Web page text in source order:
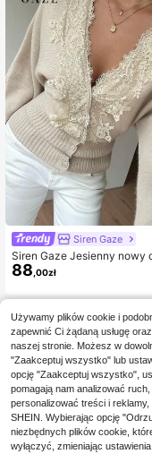
Siren Gaze
Siren Gaze Jesienny nowy
owy kardigan damski z
serek, talią podkreśloną i
ymi aplikacjami
88 ,00zł
Używamy plików cookie i
zapewnić Ci żądaną usługę
naszej stronie. Możesz w
"Zaakceptuj wszystko" lub
opcję "Zaakceptuj wszystko",
pomagają nam analizować
personalizować treści i
SHEIN. Wybierając opcję
niezbędnych plików cookie,
wyłączyć, zmieniając